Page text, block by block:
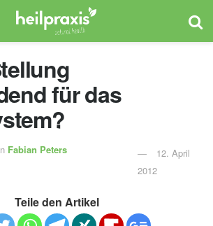
für das
Fabian Peters
12. April
2012
Teile den Artikel